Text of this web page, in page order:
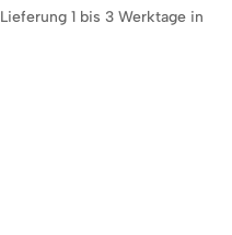
Lieferung 1 bis 3 Werktage in